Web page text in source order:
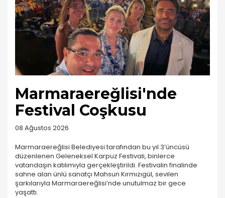
Marmaraereğlisi'nde
Festival Coşkusu
08 Ağustos 2026
Marmaraereğlisi Belediyesi tarafından bu yıl 3’üncüsü
düzenlenen Geleneksel Karpuz Festivali, binlerce
vatandaşın katılımıyla gerçekleştirildi. Festivalin finalinde
sahne alan ünlü sanatçı Mahsun Kırmızıgül, sevilen
şarkılarıyla Marmaraereğlisi’nde unutulmaz bir gece
yaşattı.